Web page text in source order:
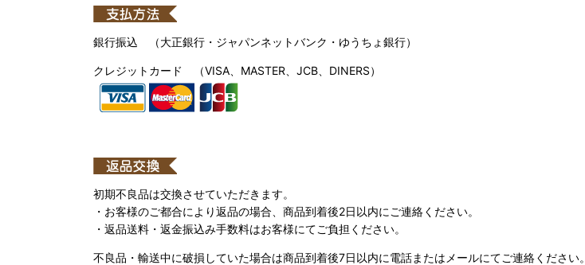
銀行振込 （大正銀行・ジャパンネットバンク・ゆうちょ銀行）
クレジットカード （VISA、MASTER、JCB、DINERS）
初期不良品は交換させていただきます。
・お客様のご都合により返品の場合、商品到着後2日以内にご連絡ください。
・返品送料・返金振込み手数料はお客様にてご負担ください。
不良品・輸送中に破損していた場合は商品到着後7日以内に電話またはメールにてご連絡ください。